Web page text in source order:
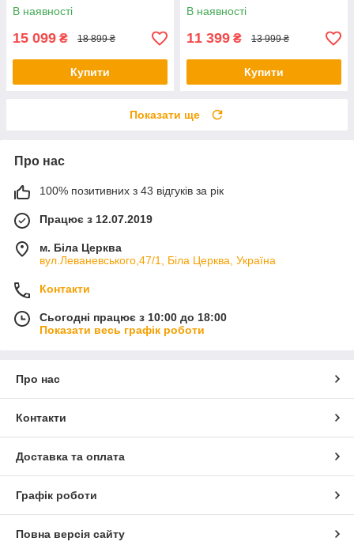
В наявності
15 099 ₴ 18 899 ₴
Купити
В наявності
11 399 ₴ 13 999 ₴
Купити
Показати ще
Про нас
100% позитивних з 43 відгуків за рік
Працює з 12.07.2019
м. Біла Церква
вул.Леваневського,47/1, Біла Церква, Україна
Контакти
Сьогодні працює з 10:00 до 18:00
Показати весь графік роботи
Про нас
Контакти
Доставка та оплата
Графік роботи
Повна версія сайту